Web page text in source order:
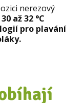
nerezový
až 32 °C
pro plavání